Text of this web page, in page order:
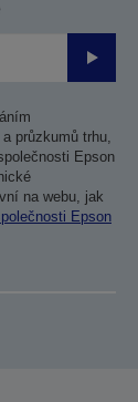
průzkumů trhu,
Epson
na webu, jak
Epson